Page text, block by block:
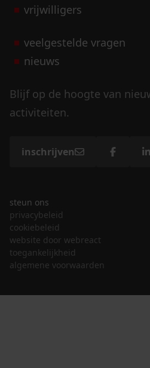
vrijwilligers
veelgestelde vragen
nieuws
Blijf op de hoogte van
activiteiten.
inschrijven
steun ons
privacybeleid
cookiebeleid
website door webreact
toegankelijkheid
algemene voorwaarden